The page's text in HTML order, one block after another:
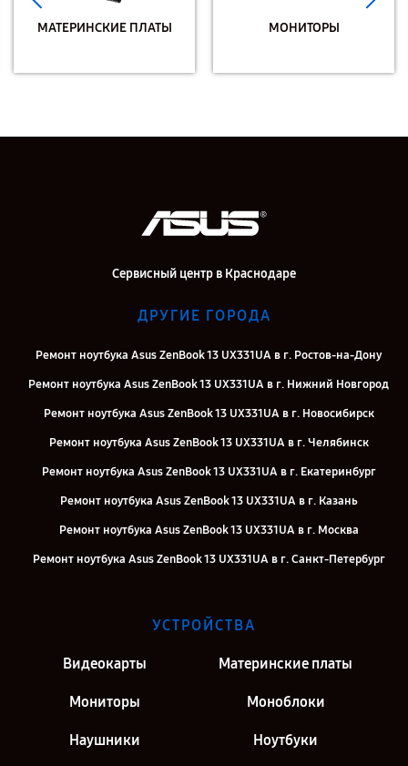
МАТЕРИНСКИЕ ПЛАТЫ МОНИТОРЫ
Сервисный центр в Краснодаре
ДРУГИЕ ГОРОДА
Ремонт ноутбука Asus ZenBook 13 UX331UA в г. Ростов-на-Дону
Ремонт ноутбука Asus ZenBook 13 UX331UA в г. Нижний Новгород
Ремонт ноутбука Asus ZenBook 13 UX331UA в г. Новосибирск
Ремонт ноутбука Asus ZenBook 13 UX331UA в г. Челябинск
Ремонт ноутбука Asus ZenBook 13 UX331UA в г. Екатеринбург
Ремонт ноутбука Asus ZenBook 13 UX331UA в г. Казань
Ремонт ноутбука Asus ZenBook 13 UX331UA в г. Москва
Ремонт ноутбука Asus ZenBook 13 UX331UA в г. Санкт-Петербург
УСТРОЙСТВА
Видеокарты Материнские платы
Мониторы Моноблоки
Наушники Ноутбуки